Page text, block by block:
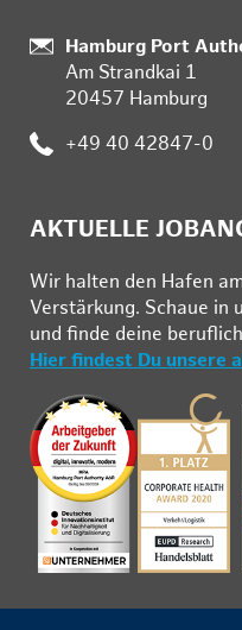
Standort:
Hamburg Port
Am Strandkai 1
20457 Hamburg
Telefon:
+49 40 42847-0
AKTUELLE
Wir hal­ten den Ha­fen
Ver­stär­kung. Schau­e in
und fin­de deine
Hier findest Du unsere